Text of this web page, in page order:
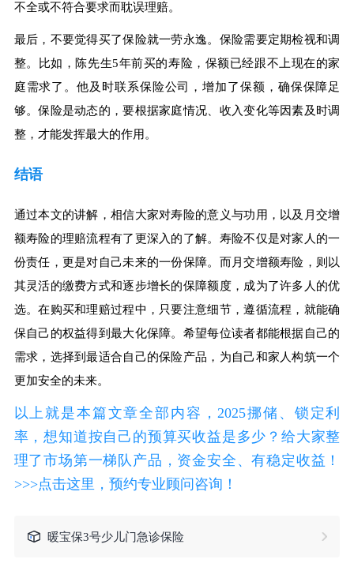
不全或不符合要求而耽误理赔。
最后，不要觉得买了保险就一劳永逸。保险需要定期检视和调
整。比如，陈先生5年前买的寿险，保额已经跟不上现在的家
庭需求了。他及时联系保险公司，增加了保额，确保保障足
够。保险是动态的，要根据家庭情况、收入变化等因素及时调
整，才能发挥最大的作用。
结语
通过本文的讲解，相信大家对寿险的意义与功用，以及月交增
额寿险的理赔流程有了更深入的了解。寿险不仅是对家人的一
份责任，更是对自己未来的一份保障。而月交增额寿险，则以
其灵活的缴费方式和逐步增长的保障额度，成为了许多人的优
选。在购买和理赔过程中，只要注意细节，遵循流程，就能确
保自己的权益得到最大化保障。希望每位读者都能根据自己的
需求，选择到最适合自己的保险产品，为自己和家人构筑一个
更加安全的未来。
以上就是本篇文章全部内容，2025挪储、锁定利
率，想知道按自己的预算买收益是多少？给大家整
理了市场第一梯队产品，资金安全、有稳定收益！
>>>点击这里，预约专业顾问咨询！
暖宝保3号少儿门急诊保险